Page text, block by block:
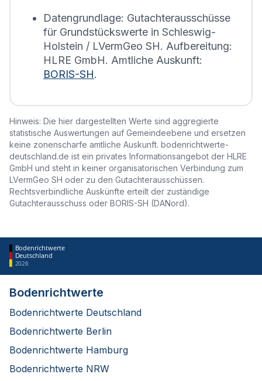
Datengrundlage: Gutachterausschüsse
für Grundstückswerte in Schleswig-
Holstein / LVermGeo SH. Aufbereitung:
HLRE GmbH. Amtliche Auskunft:
BORIS-SH.
Hinweis: Die hier dargestellten Werte sind aggregierte
statistische Auswertungen auf Gemeindeebene und ersetzen
keine zonenscharfe amtliche Auskunft. bodenrichtwerte-
deutschland.de ist ein privates Informationsangebot der HLRE
GmbH und steht in keiner organisatorischen Verbindung zum
LVermGeo SH oder zu den Gutachterausschüssen.
Rechtsverbindliche Auskünfte erteilt der zuständige
Gutachterausschuss oder BORIS-SH (DANord).
Bodenrichtwerte
Deutschland
2026
Bodenrichtwerte
Bodenrichtwerte Deutschland
Bodenrichtwerte Berlin
Bodenrichtwerte Hamburg
Bodenrichtwerte NRW